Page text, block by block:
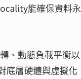
能確保資料永
、動態負載平衡以
底層硬體與虛擬化